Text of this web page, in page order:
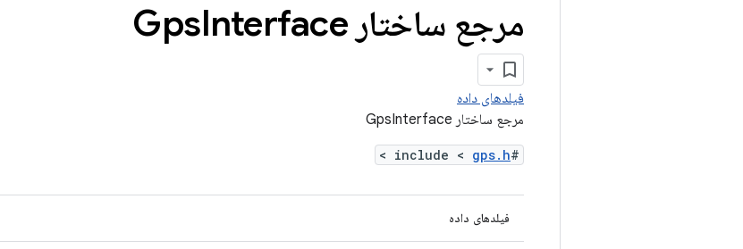
مرجع ساختار Gps Interface
فیلدهای داده
مرجع ساختار GpsInterface
#include <
gps.h
>
فیلدهای داده